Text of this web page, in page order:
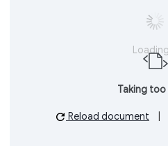
Taking
Reload document